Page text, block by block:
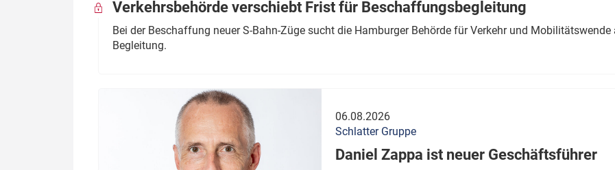
Verkehrsbehörde verschiebt Frist für Beschaffungsbegleitung
Bei der Beschaffung neuer S-Bahn-Züge sucht die Hamburger Behörde für Verkehr und
Begleitung.
06.08.2026
Schlatter Gruppe
Daniel Zappa ist neuer Geschäftsführer